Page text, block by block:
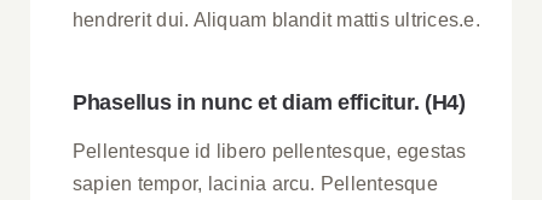
hendrerit dui. Aliquam blandit mattis ultrices.e.
Phasellus in nunc et diam efficitur. (H4)
Pellentesque id libero pellentesque, egestas
sapien tempor, lacinia arcu. Pellentesque